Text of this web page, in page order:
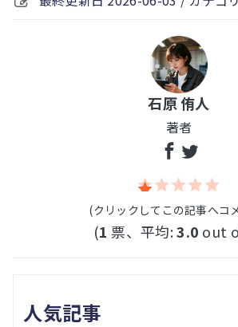
石原 侑人
著者
(クリックしてこの記事へコ
(1 票、平均:3.0 out
人気記事